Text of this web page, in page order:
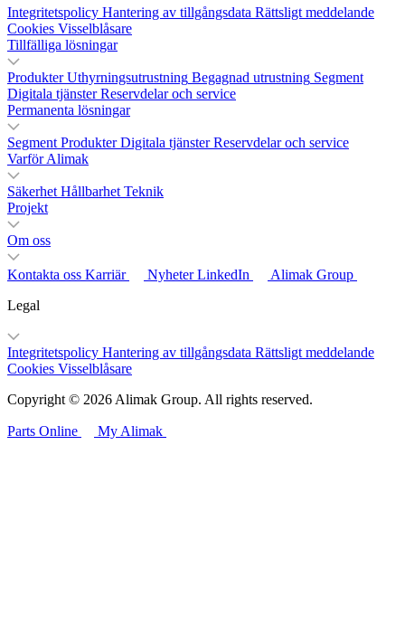
Integritetspolicy Hantering av tillgångsdata Rättsligt meddelande
Cookies Visselblåsare
Tillfälliga lösningar
Produkter Uthyrningsutrustning Begagnad utrustning Segment
Digitala tjänster Reservdelar och service
Permanenta lösningar
Segment Produkter Digitala tjänster Reservdelar och service
Varför Alimak
Säkerhet Hållbarhet Teknik
Projekt
Om oss
Kontakta oss Karriär Nyheter LinkedIn
Alimak Group
Legal
Integritetspolicy Hantering av tillgångsdata Rättsligt meddelande
Cookies Visselblåsare
Copyright © 2026 Alimak Group. All rights reserved.
Parts Online My Alimak